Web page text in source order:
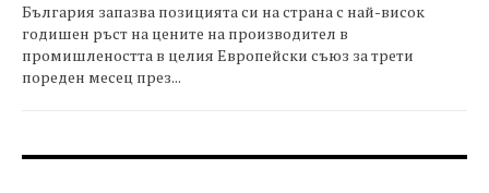
България запазва позицията си на страна с най-висок
годишен ръст на цените на производител в
промишлеността в целия Европейски съюз за трети
пореден месец през...